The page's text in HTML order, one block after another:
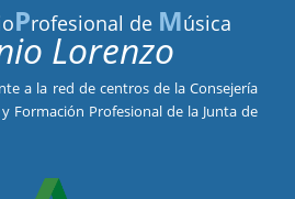
Profesional de Música
Lorenzo
a la red de centros de la Consejería
Formación Profesional de la Junta de